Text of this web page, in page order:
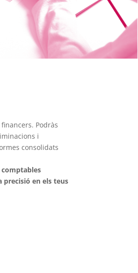
Podràs
i
consolidats
comptables
precisió en els teus